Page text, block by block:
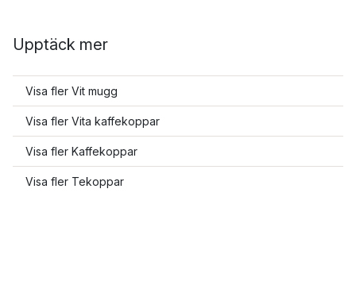
Upptäck mer
Visa fler Vit mugg
Visa fler Vita kaffekoppar
Visa fler Kaffekoppar
Visa fler Tekoppar